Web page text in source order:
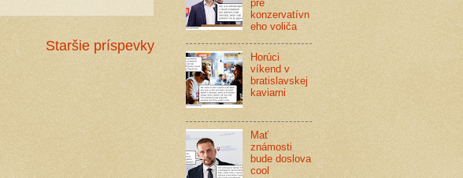
Staršie príspevky
pre
konzervatívn
eho voliča
Horúci
víkend v
bratislavskej
kaviarni
Mať
známosti
bude doslova
cool